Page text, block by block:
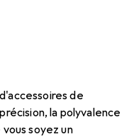
de
la polyvalence
soyez un